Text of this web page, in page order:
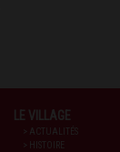
LE VILLAGE
> ACTUALITÉS
> HISTOIRE